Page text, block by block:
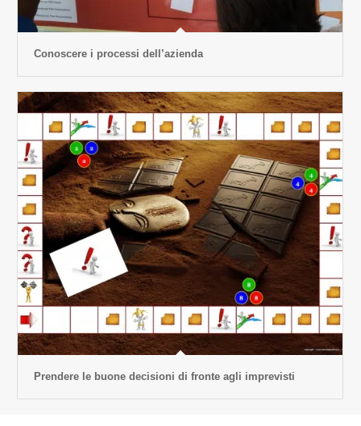
Conoscere i processi dell’azienda
Prendere le buone decisioni di fronte agli imprevisti